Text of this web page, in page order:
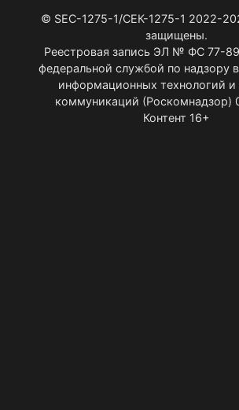
© SEC-1275-1/СЕК-1275-1 2022-
защищены.
Реестровая запись ЭЛ № ФС 77-
федеральной службой по надзору
информационных технологий
коммуникаций (Роскомнадзор)
Контент 16+